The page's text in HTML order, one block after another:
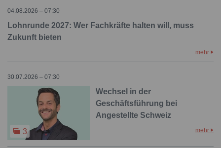
04.08.2026 – 07:30
Lohnrunde 2027: Wer Fachkräfte halten will, muss
Zukunft bieten
mehr
30.07.2026 – 07:30
3
Wechsel in der
Geschäftsführung bei
Angestellte Schweiz
mehr